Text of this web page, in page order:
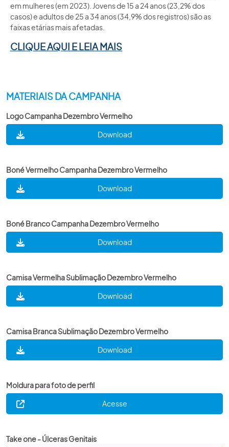
em mulheres (em 2023). Jovens de 15 a 24 anos (23,2% dos
casos) e adultos de 25 a 34 anos (34,9% dos registros) são as
faixas etárias mais afetadas.
CLIQUE AQUI E LEIA MAIS
MATERIAIS DA CAMPANHA
Logo Campanha Dezembro Vermelho
Download
Boné Vermelho Campanha Dezembro Vermelho
Download
Boné Branco Campanha Dezembro Vermelho
Download
Camisa Vermelha Sublimação Dezembro Vermelho
Download
Camisa Branca Sublimação Dezembro Vermelho
Download
Moldura para foto de perfil
Acesse
Take one - Úlceras Genitais